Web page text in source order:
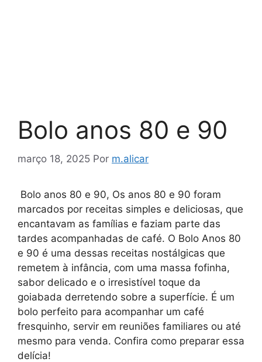
Bolo anos 80 e 90
março 18, 2025 Por m.alicar
Bolo anos 80 e 90, Os anos 80 e 90 foram
marcados por receitas simples e deliciosas, que
encantavam as famílias e faziam parte das
tardes acompanhadas de café. O Bolo Anos 80
e 90 é uma dessas receitas nostálgicas que
remetem à infância, com uma massa fofinha,
sabor delicado e o irresistível toque da
goiabada derretendo sobre a superfície. É um
bolo perfeito para acompanhar um café
fresquinho, servir em reuniões familiares ou até
mesmo para venda. Confira como preparar essa
delícia!